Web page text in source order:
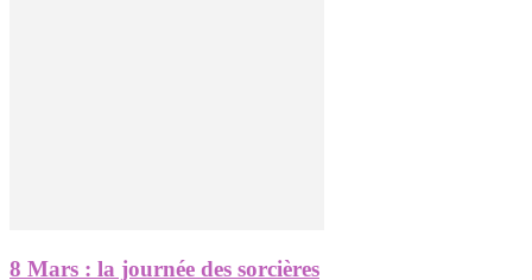
8 Mars : la journée des sorcières